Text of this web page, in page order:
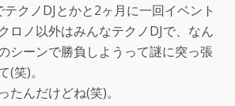
クノDJとかと2ヶ月に一回イベント
ロノ以外はみんなテクノDJで、なん
シーンで勝負しようって謎に突っ張
(笑)。
たんだけどね(笑)。